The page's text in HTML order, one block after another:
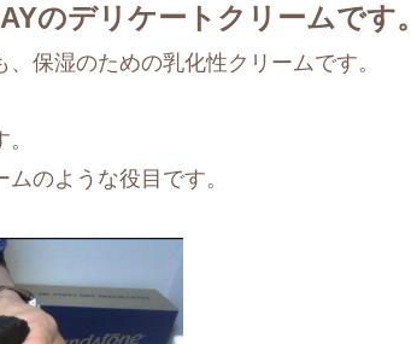
のデリケートクリームです。
保湿のための乳化性クリームです。
のような役目です。